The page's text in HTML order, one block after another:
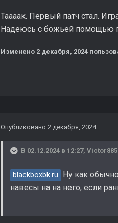
Таааак. Первый патч стал.
Надеюсь с божьей помощью
Изменено 2 декабря, 2024
Опубликовано 2 декабря, 2024
В 02.12.2024 в 12:27,
blackboxbk.ru
Ну как
навесы на на него, если